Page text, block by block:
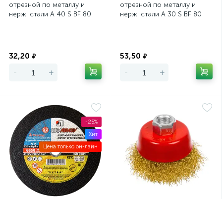
отрезной по металлу и
нерж. стали A 40 S BF 80
32,20 ₽
- +
отрезной по металлу и
нерж. стали A 30 S BF 80
53,50 ₽
- +
-25%
Хит
Цена только он-лайн